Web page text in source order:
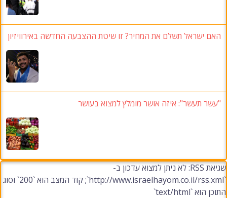
האם ישראל תשלם את המחיר? זו שיטת ההצבעה החדשה באירוויזיון
"עשר תעשר": איזה אושר מומלץ למצוא בעושר
שגיאת RSS: לא ניתן למצוא עדכון ב-
`http://www.israelhayom.co.il/rss.xml`; קוד המצב הוא `200` וסוג
התוכן הוא `text/html`